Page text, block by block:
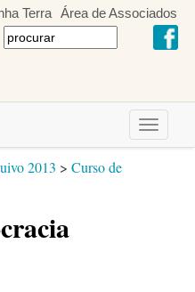
Terra Área de Associados
Toggle
2013 > Curso de